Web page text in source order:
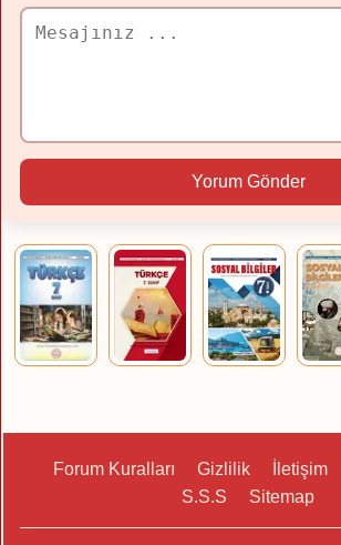
Yorum Gönder
Forum Kuralları Gizlilik İletişim
S.S.S
Sitemap